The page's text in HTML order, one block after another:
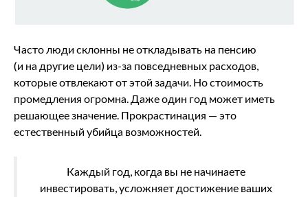
Часто люди склонны не откладывать на пенсию
(и на другие цели) из-за повседневных расходов,
которые отвлекают от этой задачи. Но стоимость
промедления огромна. Даже один год может иметь
решающее значение. Прокрастинация — это
естественный убийца возможностей.
Каждый год, когда вы не начинаете
инвестировать, усложняет достижение ваших